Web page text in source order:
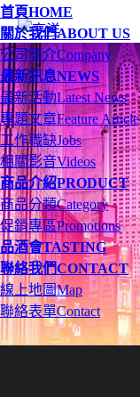
首頁HOME
關於我們ABOUT US
公司簡介Company
最新訊息NEWS
最新活動Latest News
專題文章Feature Article
工作職缺Jobs
相關影音Videos
商品介紹PRODUCT
商品分類Category
促銷專區Promotions
品酒會TASTING
聯絡我們CONTACT
線上地圖Map
聯絡表單Contact